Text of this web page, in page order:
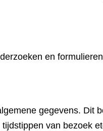
en
gegevens. Dit
van bezoek